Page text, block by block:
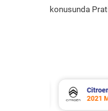
konusunda